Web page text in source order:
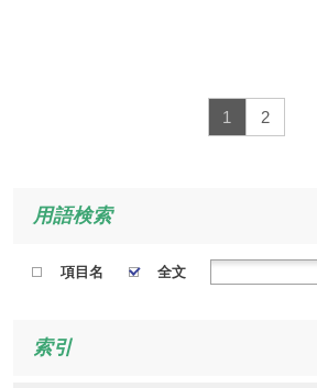
1 2
用語検索
項目名 全文
索引